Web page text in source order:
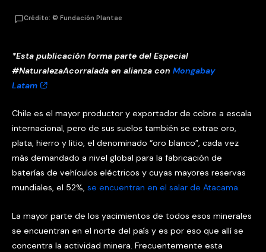
Crédito: © Fundación Plantae
*Esta publicación forma parte del Especial
#NaturalezaAcorralada en alianza con Mongabay
Latam
Chile es el mayor productor y exportador de cobre a escala
internacional, pero de sus suelos también se extrae oro,
plata, hierro y litio, el denominado “oro blanco”, cada vez
más demandado a nivel global para la fabricación de
baterías de vehículos eléctricos y cuyas mayores reservas
mundiales, el 52%, se encuentran en el salar de Atacama.
La mayor parte de los yacimientos de todos esos minerales
se encuentran en el norte del país y es por eso que allí se
concentra la actividad minera. Frecuentemente esta